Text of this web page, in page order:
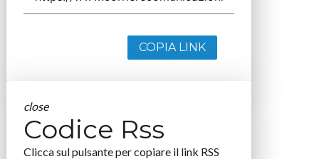
COPIA LINK
close
Codice Rss
Clicca sul pulsante per copiare il link RSS